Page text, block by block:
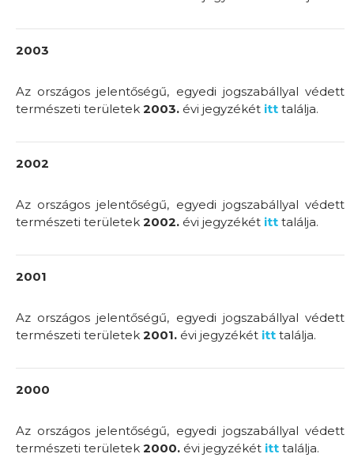
2003
Az országos jelentőségű, egyedi jogszabállyal védett
természeti területek 2003. évi jegyzékét itt találja.
2002
Az országos jelentőségű, egyedi jogszabállyal védett
természeti területek 2002. évi jegyzékét itt találja.
2001
Az országos jelentőségű, egyedi jogszabállyal védett
természeti területek 2001. évi jegyzékét itt találja.
2000
Az országos jelentőségű, egyedi jogszabállyal védett
természeti területek 2000. évi jegyzékét itt találja.